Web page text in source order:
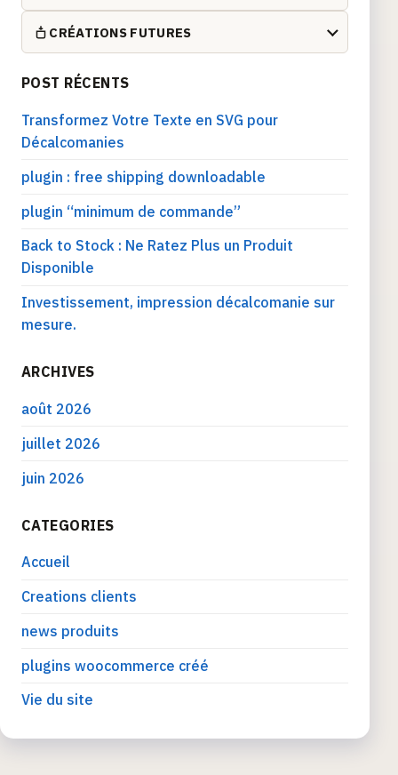
CRÉATIONS FUTURES
POST RÉCENTS
Transformez Votre Texte en SVG pour
Décalcomanies
plugin : free shipping downloadable
plugin “minimum de commande”
Back to Stock : Ne Ratez Plus un Produit
Disponible
Investissement, impression décalcomanie sur
mesure.
ARCHIVES
août 2026
juillet 2026
juin 2026
CATEGORIES
Accueil
Creations clients
news produits
plugins woocommerce créé
Vie du site